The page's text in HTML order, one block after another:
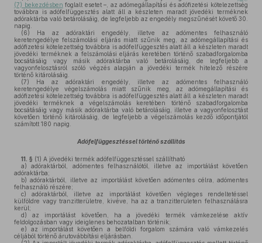
(7) bekezdésben foglalt esetet –, az adómegállapítási és adófizetési kötelezettség
továbbra is adófelfüggesztés alatt áll a készleten maradt jövedéki terméknek
adóraktárba való betárolásáig, de legfeljebb az engedély megszűnését követő 30.
napig.
(6) Ha az adóraktári engedély, illetve az adómentes felhasználó
keretengedélye felszámolási eljárás miatt szűnik meg, az adómegállapítási és
adófizetési kötelezettség továbbra is adófelfüggesztés alatt áll a készleten maradt
jövedéki terméknek a felszámolási eljárás keretében történő szabadforgalomba
bocsátásáig vagy másik adóraktárba való betárolásáig, de legfeljebb a
vagyonfelosztásról szóló végzés alapján a jövedéki termék hitelező részére
történő kitárolásáig.
(7) Ha az adóraktári engedély, illetve az adómentes felhasználó
keretengedélye végelszámolás miatt szűnik meg, az adómegállapítási és
adófizetési kötelezettség továbbra is adófelfüggesztés alatt áll a készleten maradt
jövedéki terméknek a végelszámolás keretében történő szabadforgalomba
bocsátásáig vagy másik adóraktárba való betárolásáig, illetve a vagyonfelosztást
követően történő kitárolásáig, de legfeljebb a végelszámolás kezdő időpontjától
számított 180 napig.
Adófelfüggesztéssel történő szállítás
11. § (1) A jövedéki termék adófelfüggesztéssel szállítható
a) adóraktárból, adómentes felhasználótól, illetve az importálást követően
adóraktárba;
b) adóraktárból, illetve az importálást követően adómentes célra, adómentes
felhasználó részére;
c) adóraktárból, illetve az importálást követően végleges rendeltetéssel
külföldre vagy tranzitterületre, kivéve, ha az a tranzitterületen felhasználásra
kerül;
d) az importálást követően, ha a jövedéki termék vámkezelése aktív
feldolgozásban vagy ideiglenes behozatalban történik;
e) az importálást követően a belföldi forgalom számára való vámkezelés
céljából történő árutovábbítási eljárásban.